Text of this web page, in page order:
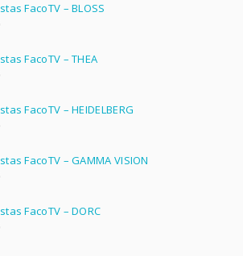
FacoTV – BLOSS
FacoTV – THEA
FacoTV – HEIDELBERG
FacoTV – GAMMA VISION
FacoTV – DORC